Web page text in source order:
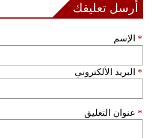
أرسل تعليقك
الإسم *
البريد الألكتروني *
عنوان التعليق *